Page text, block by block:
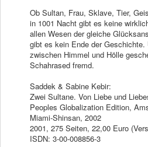
Ob Sultan, Frau, Sklave, Tier,
in 1001 Nacht gibt es keine
allen Wesen der gleiche
gibt es kein Ende der Geschichte.
zwischen Himmel und Hölle
Schahrased fremd.
Saddek & Sabine Kebir:
Zwei Sultane. Von Liebe und
Peoples Globalization Edition,
Miami-Shinsan, 2002
2001, 275 Seiten, 22,00 Euro
ISDN: 3-00-008856-3